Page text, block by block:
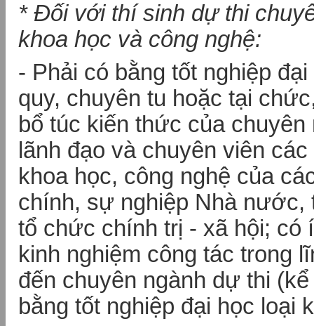
* Đối với thí sinh dự thi
khoa học và công nghệ:
- Phải có bằng tốt nghiệp
quy, chuyên tu hoặc tại
bổ túc kiến thức của
lãnh đạo và chuyên viên
khoa học, công nghệ của
chính, sự nghiệp Nhà nước,
tổ chức chính trị - xã hội; có
kinh nghiệm công tác trong
đến chuyên ngành dự thi
bằng tốt nghiệp đại học loại